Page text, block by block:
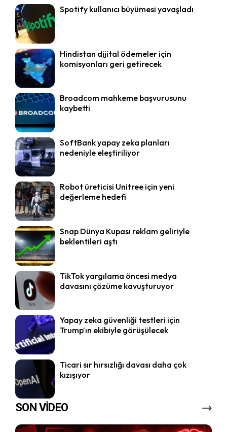
Spotify kullanıcı büyümesi yavaşladı
Hindistan dijital ödemeler için
komisyonları geri getirecek
Broadcom mahkeme başvurusunu
kaybetti
SoftBank yapay zeka planları
nedeniyle eleştiriliyor
Robot üreticisi Unitree için yeni
değerleme hedefi
Snap Dünya Kupası reklam geliriyle
beklentileri aştı
TikTok yargılama öncesi medya
davasını çözüme kavuşturuyor
Yapay zeka güvenliği testleri için
Trump’ın ekibiyle görüşülecek
Ticari sır hırsızlığı davası daha çok
kızışıyor
SON VİDEO